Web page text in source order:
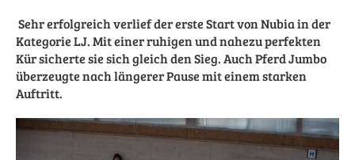
Sehr erfolgreich verlief der erste Start von Nubia in der
Kategorie LJ. Mit einer ruhigen und nahezu perfekten
Kür sicherte sie sich gleich den Sieg. Auch Pferd Jumbo
überzeugte nach längerer Pause mit einem starken
Auftritt.